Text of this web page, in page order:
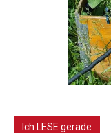
Ich LESE gerade